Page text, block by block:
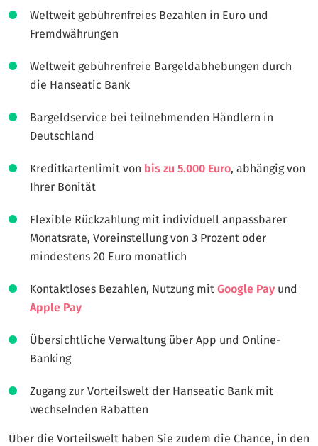
Weltweit gebührenfreies Bezahlen in Euro und
Fremdwährungen
Weltweit gebührenfreie Bargeldabhebungen durch
die Hanseatic Bank
Bargeldservice bei teilnehmenden Händlern in
Deutschland
Kreditkartenlimit von bis zu 5.000 Euro, abhängig von
Ihrer Bonität
Flexible Rückzahlung mit individuell anpassbarer
Monatsrate, Voreinstellung von 3 Prozent oder
mindestens 20 Euro monatlich
Kontaktloses Bezahlen, Nutzung mit Google Pay und
Apple Pay
Übersichtliche Verwaltung über App und Online-
Banking
Zugang zur Vorteilswelt der Hanseatic Bank mit
wechselnden Rabatten
Über die Vorteilswelt haben Sie zudem die Chance, in den